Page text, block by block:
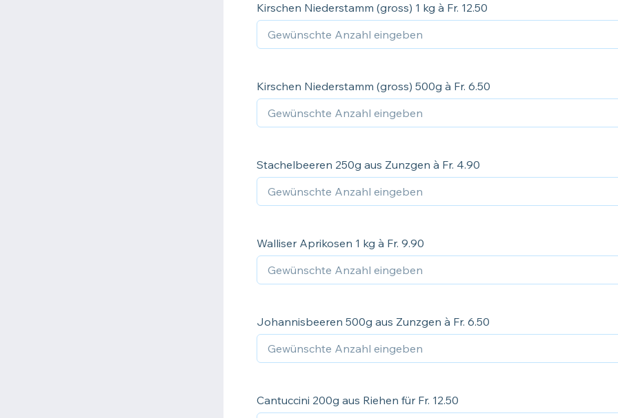
Kirschen Niederstamm (gross) 1 kg à Fr. 12.50
Kirschen Niederstamm (gross) 500g à Fr. 6.50
Stachelbeeren 250g aus Zunzgen à Fr. 4.90
Walliser Aprikosen 1 kg à Fr. 9.90
Johannisbeeren 500g aus Zunzgen à Fr. 6.50
Cantuccini 200g aus Riehen für Fr. 12.50